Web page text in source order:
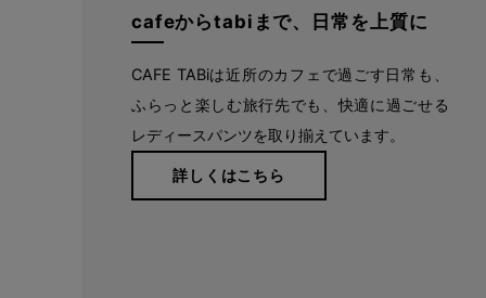
cafeからtabiまで、日常を上質に
CAFE TABiは近所のカフェで過ごす日常も、
ふらっと楽しむ旅行先でも、快適に過ごせる
レディースパンツを取り揃えています。
詳しくはこちら